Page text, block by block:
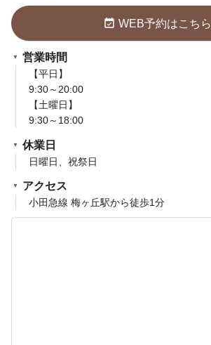
event_available WEB予約はこちら
営業時間
【平日】
9:30～20:00
【土曜日】
9:30～18:00
休業日
日曜日、祝祭日
アクセス
小田急線 梅ヶ丘駅から徒歩1分